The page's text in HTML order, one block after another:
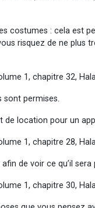
costumes : cela est
risquez de ne plus
1, chapitre 32,
sont permises.
de location pour un
1, chapitre 28,
de voir ce qu’il
1, chapitre 30,